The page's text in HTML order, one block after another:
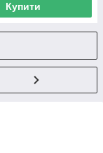
Купити